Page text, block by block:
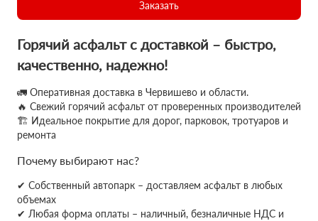
Заказать
Горячий асфальт с доставкой – быстро,
качественно, надежно!
🚛 Оперативная доставка в Червишево и области.
🔥 Свежий горячий асфальт от проверенных производителей
🏗 Идеальное покрытие для дорог, парковок, тротуаров и
ремонта
Почему выбирают нас?
✔ Собственный автопарк – доставляем асфальт в любых
объемах
✔ Любая форма оплаты – наличный, безналичные НДС и